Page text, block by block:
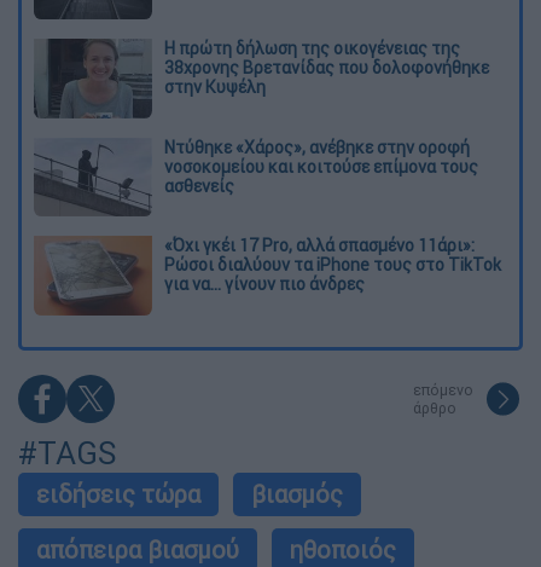
Η πρώτη δήλωση της οικογένειας της
38χρονης Βρετανίδας που δολοφονήθηκε
στην Κυψέλη
Ντύθηκε «Χάρος», ανέβηκε στην οροφή
νοσοκομείου και κοιτούσε επίμονα τους
ασθενείς
«Όχι γκέι 17 Pro, αλλά σπασμένο 11άρι»:
Ρώσοι διαλύουν τα iPhone τους στο TikTok
για να... γίνουν πιο άνδρες
επόμενο
άρθρο
#TAGS
ειδήσεις τώρα
βιασμός
απόπειρα βιασμού
ηθοποιός